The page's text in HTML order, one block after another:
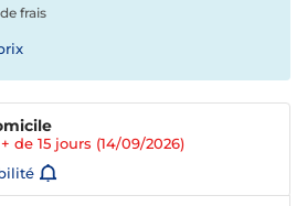
frais
de 15 jours (14/09/2026)